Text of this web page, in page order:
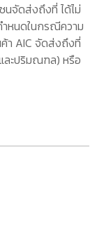
นจัดส่งถึงที่ ได้ไม่
ำหนดในกรณีความ
า AIC จัดส่งถึงที่
ละปริมณฑล) หรือ